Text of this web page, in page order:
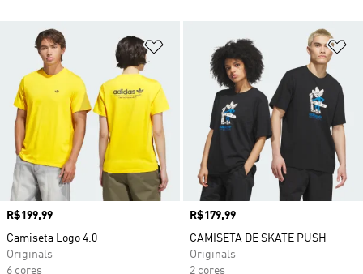
Adicionar à Lista de Desejos
Preço
R$199,99
Camiseta Logo 4.0
Originals
6 cores
Preço
R$179,99
CAMISETA DE SKATE PUSH
Originals
2 cores